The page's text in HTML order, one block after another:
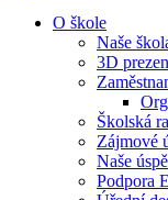
O škole
Naše
3D
Školská
Zájmové
Naše
Podpora